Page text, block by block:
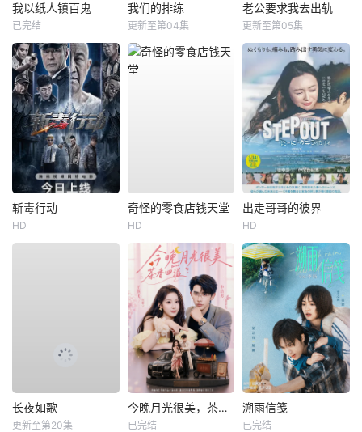
我以纸人镇百鬼
已完结
我们的排练
更新至第04集
老公要求我去出轨
更新至第05集
斩毒行动
HD
奇怪的零食店钱天堂
HD
出走哥哥的彼界
HD
长夜如歌
更新至第20集
今晚月光很美，茶香四溢
已完结
溯雨信笺
已完结